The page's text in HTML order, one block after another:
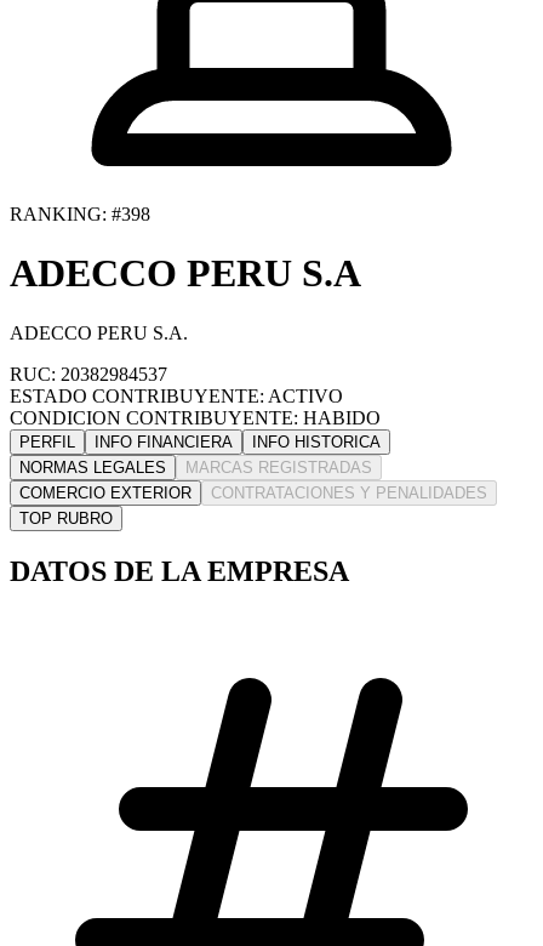
RANKING: #398
ADECCO PERU S.A
ADECCO PERU S.A.
RUC: 20382984537
ESTADO CONTRIBUYENTE: ACTIVO
CONDICION CONTRIBUYENTE: HABIDO
PERFIL INFO FINANCIERA
INFO HISTORICA
NORMAS LEGALES
MARCAS REGISTRADAS
COMERCIO EXTERIOR
CONTRATACIONES Y PENALIDADES
TOP RUBRO
DATOS DE LA EMPRESA